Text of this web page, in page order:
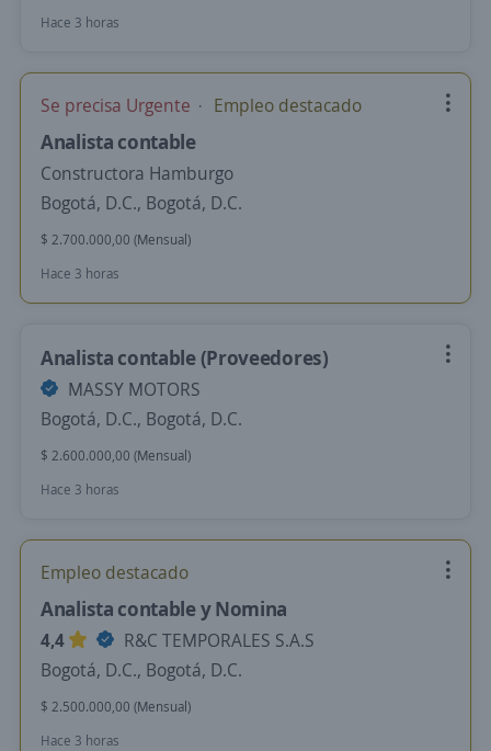
Hace 3 horas
Se precisa Urgente Empleo destacado
Analista contable
Constructora Hamburgo
Bogotá, D.C., Bogotá, D.C.
$ 2.700.000,00 (Mensual)
Hace 3 horas
Analista contable (Proveedores)
MASSY MOTORS
Bogotá, D.C., Bogotá, D.C.
$ 2.600.000,00 (Mensual)
Hace 3 horas
Empleo destacado
Analista contable y Nomina
4,4
R&C TEMPORALES S.A.S
Bogotá, D.C., Bogotá, D.C.
$ 2.500.000,00 (Mensual)
Hace 3 horas